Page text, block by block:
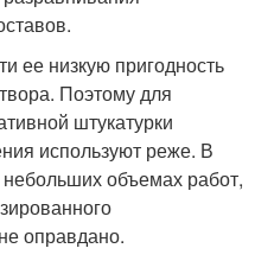
ее низкую пригодность
Поэтому для
штукатурки
используют реже. В
объемах работ,
оправдано.